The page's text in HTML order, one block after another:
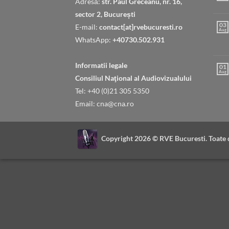
sector 2, București
E-mail: contact[at]rvebucuresti.ro
WhatsApp: +40730.502.931
Informatii legale
Consiliul Naţional al Audiovizualului
Tel: +40 (0)21 305 5350
Email: cna@cna.ro
03
Aug
01
Aug
Copyright 2026 © RVE Bucuresti.